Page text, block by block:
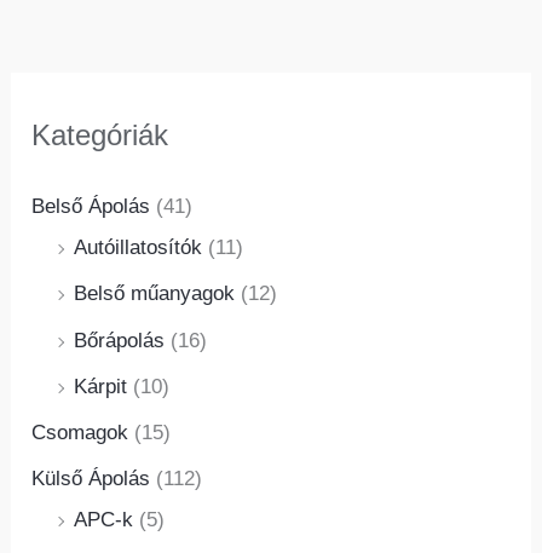
Kategóriák
Belső Ápolás (41)
Autóillatosítók (11)
Belső műanyagok (12)
Bőrápolás (16)
Kárpit (10)
Csomagok (15)
Külső Ápolás (112)
APC-k (5)